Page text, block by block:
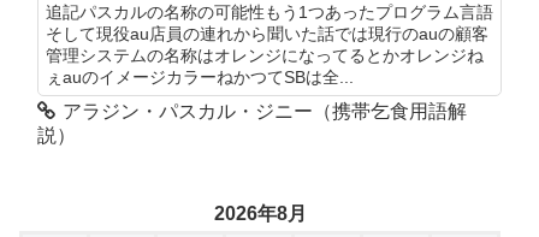
追記パスカルの名称の可能性もう1つあったプログラム言語
そして現役au店員の連れから聞いた話では現行のauの顧客
管理システムの名称はオレンジになってるとかオレンジね
ぇauのイメージカラーねかつてSBは全...
アラジン・パスカル・ジニー（携帯乞食用語解
説）
2026年8月